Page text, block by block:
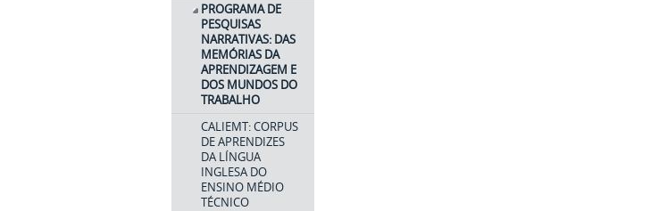
PROGRAMA DE
PESQUISAS
NARRATIVAS: DAS
MEMÓRIAS DA
APRENDIZAGEM E
DOS MUNDOS DO
TRABALHO
CALIEMT: CORPUS
DE APRENDIZES
DA LÍNGUA
INGLESA DO
ENSINO MÉDIO
TÉCNICO